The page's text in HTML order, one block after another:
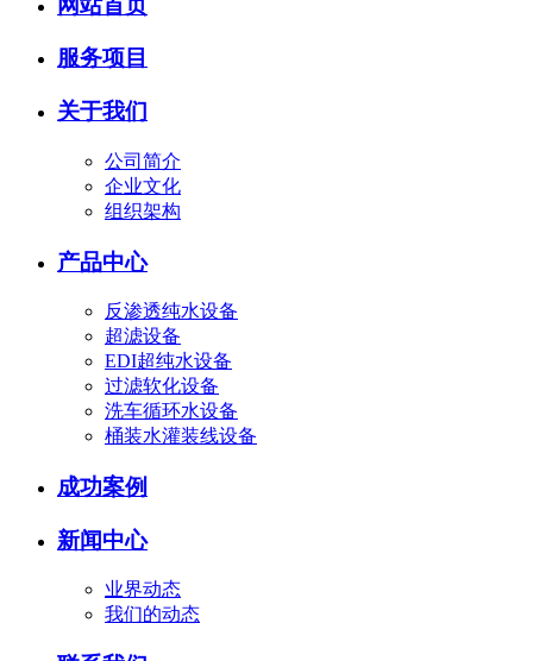
网站首页
服务项目
关于我们
公司简介
企业文化
组织架构
产品中心
反渗透纯水设备
超滤设备
EDI超纯水设备
过滤软化设备
洗车循环水设备
桶装水灌装线设备
成功案例
新闻中心
业界动态
我们的动态